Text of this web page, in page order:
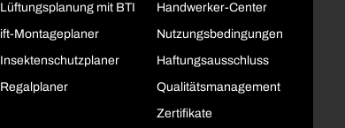
Lüftungsplanung mit BTI
ift-Montageplaner
Insektenschutzplaner
Regalplaner
Handwerker-Center
Nutzungsbedingungen
Haftungsausschluss
Qualitätsmanagement
Zertifikate